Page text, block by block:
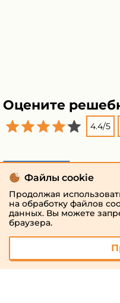
Оцените
4.4/5
Файлы cookie
Продолжая
на обработку файлов
данных. Вы можете
браузера.